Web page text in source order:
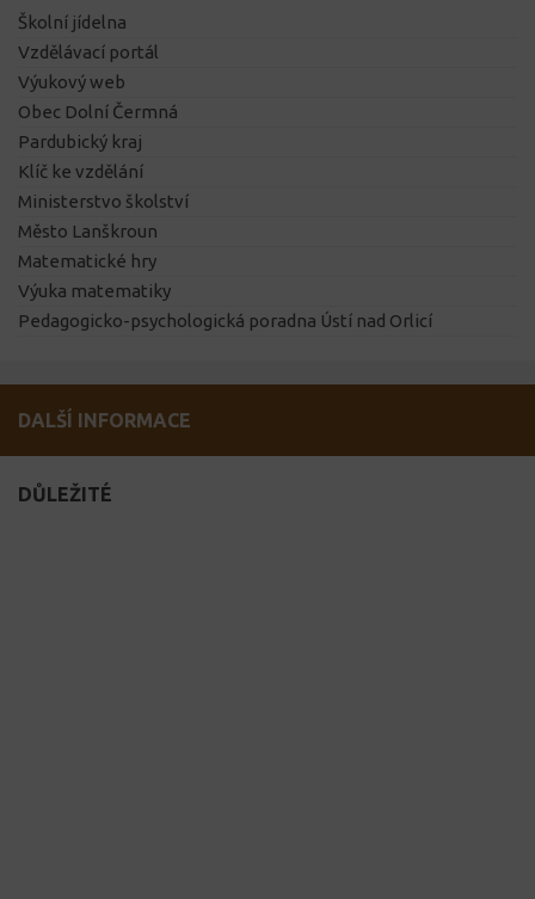
Školní jídelna
Vzdělávací portál
Výukový web
Obec Dolní Čermná
Pardubický kraj
Klíč ke vzdělání
Ministerstvo školství
Město Lanškroun
Matematické hry
Výuka matematiky
Pedagogicko-psychologická poradna Ústí nad Orlicí
DALŠÍ INFORMACE
DŮLEŽITÉ